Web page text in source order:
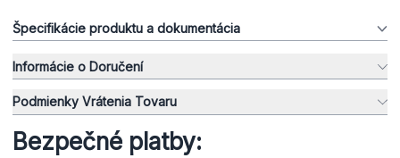
Špecifikácie produktu a dokumentácia
Informácie o Doručení
Podmienky Vrátenia Tovaru
Bezpečné platby: